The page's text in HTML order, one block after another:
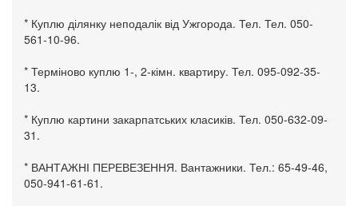
* Куплю ділянку неподалік від Ужгорода. Тел. Тел. 050-
561-10-96.
* Терміново куплю 1-, 2-кімн. квартиру. Тел. 095-092-35-
13.
* Куплю картини закарпатських класиків. Тел. 050-632-09-
31.
* ВАНТАЖНІ ПЕРЕВЕЗЕННЯ. Вантажники. Тел.: 65-49-46,
050-941-61-61.